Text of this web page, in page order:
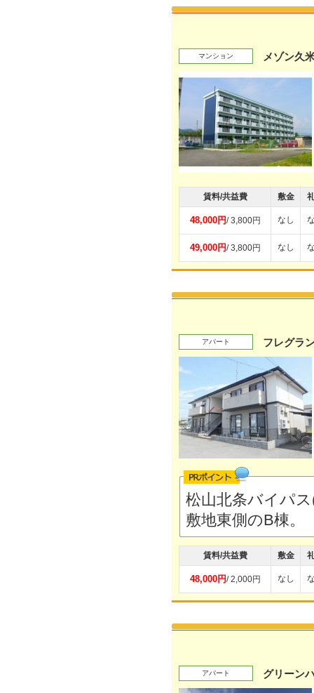
マンション メゾン久
賃料/共益費 敷金
48,000円/ 3,800円 なし
49,000円/ 3,800円 なし
アパート フレグラ
松山北条バイパ
敷地東側のB棟。
賃料/共益費 敷金
48,000円/ 2,000円 なし
アパート グリーン